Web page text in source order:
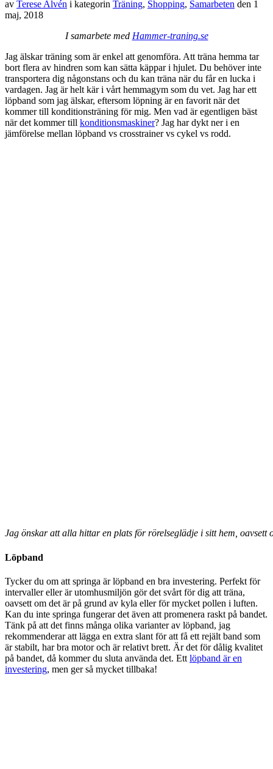
av Terese Alvén i kategorin Träning, Shopping, Samarbeten den 1
maj, 2018
I samarbete med Hammer-traning.se
Jag älskar träning som är enkel att genomföra. Att träna hemma tar
bort flera av hindren som kan sätta käppar i hjulet. Du behöver inte
transportera dig någonstans och du kan träna när du får en lucka i
vardagen. Jag är helt kär i vårt hemmagym som du vet. Jag har ett
löpband som jag älskar, eftersom löpning är en favorit när det
kommer till konditionsträning för mig. Men vad är egentligen bäst
när det kommer till konditionsmaskiner? Jag har dykt ner i en
jämförelse mellan löpband vs crosstrainer vs cykel vs rodd.
Jag önskar att alla hittar en plats för rörelseglädje i sitt hem,
Löpband
Tycker du om att springa är löpband en bra investering. Perfekt för
intervaller eller är utomhusmiljön gör det svårt för dig att träna,
oavsett om det är på grund av kyla eller för mycket pollen i luften.
Kan du inte springa fungerar det även att promenera raskt på bandet.
Tänk på att det finns många olika varianter av löpband, jag
rekommenderar att lägga en extra slant för att få ett rejält band som
är stabilt, har bra motor och är relativt brett. Är det för dålig kvalitet
på bandet, då kommer du sluta använda det. Ett löpband är en
investering, men ger så mycket tillbaka!